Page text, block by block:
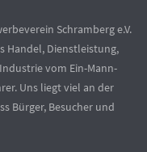
Schramberg e.V.
Handel, Dienstleistung,
vom Ein-Mann-
Uns liegt viel an der
Bürger, Besucher und